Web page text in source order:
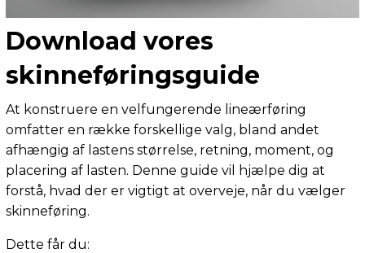
Download vores
skinneføringsguide
At konstruere en velfungerende lineærføring
omfatter en række forskellige valg, bland andet
afhængig af lastens størrelse, retning, moment, og
placering af lasten. Denne guide vil hjælpe dig at
forstå, hvad der er vigtigt at overveje, når du vælger
skinneføring.
Dette får du: